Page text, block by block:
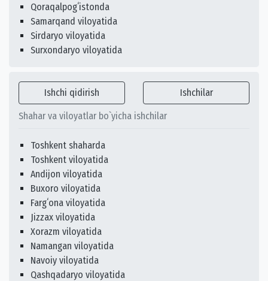
Qoraqalpogʻistonda
Samarqand viloyatida
Sirdaryo viloyatida
Surxondaryo viloyatida
Ishchi qidirish Ishchilar
Shahar va viloyatlar bo`yicha ishchilar
Toshkent shaharda
Toshkent viloyatida
Andijon viloyatida
Buxoro viloyatida
Fargʻona viloyatida
Jizzax viloyatida
Xorazm viloyatida
Namangan viloyatida
Navoiy viloyatida
Qashqadaryo viloyatida